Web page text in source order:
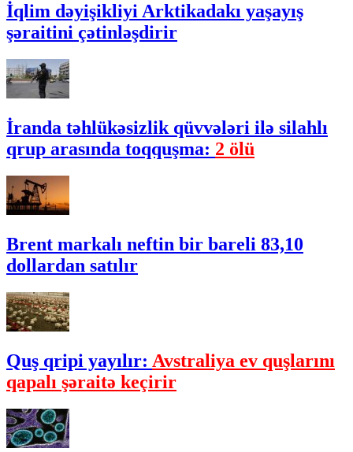
İqlim dəyişikliyi Arktikadakı yaşayış
şəraitini çətinləşdirir
İranda təhlükəsizlik qüvvələri ilə silahlı
qrup arasında toqquşma: 2 ölü
Brent markalı neftin bir bareli 83,10
dollardan satılır
Quş qripi yayılır: Avstraliya ev quşlarını
qapalı şəraitə keçirir